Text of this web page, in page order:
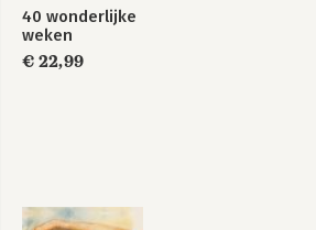
40 wonderlijke
weken
€ 22,99